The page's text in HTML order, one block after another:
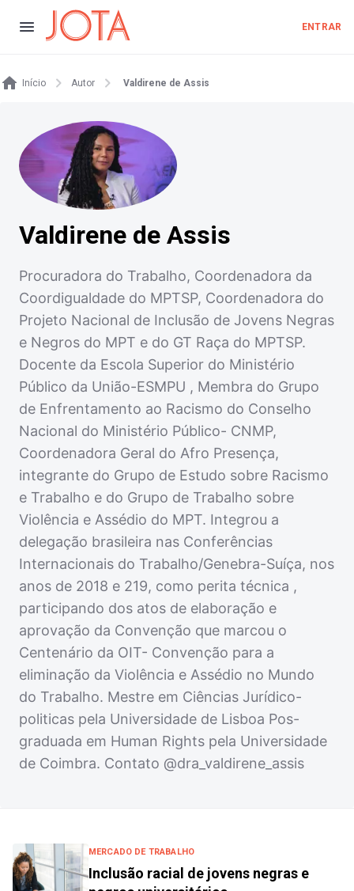
ENTRAR
Início Autor Valdirene de Assis
Valdirene de Assis
Procuradora do Trabalho, Coordenadora da
Coordigualdade do MPTSP, Coordenadora do
Projeto Nacional de Inclusão de Jovens Negras
e Negros do MPT e do GT Raça do MPTSP.
Docente da Escola Superior do Ministério
Público da União-ESMPU , Membra do Grupo
de Enfrentamento ao Racismo do Conselho
Nacional do Ministério Público- CNMP,
Coordenadora Geral do Afro Presença,
integrante do Grupo de Estudo sobre Racismo
e Trabalho e do Grupo de Trabalho sobre
Violência e Assédio do MPT. Integrou a
delegação brasileira nas Conferências
Internacionais do Trabalho/Genebra-Suíça, nos
anos de 2018 e 219, como perita técnica ,
participando dos atos de elaboração e
aprovação da Convenção que marcou o
Centenário da OIT- Convenção para a
eliminação da Violência e Assédio no Mundo
do Trabalho. Mestre em Ciências Jurídico-
politicas pela Universidade de Lisboa Pos-
graduada em Human Rights pela Universidade
de Coimbra. Contato @dra_valdirene_assis
MERCADO DE TRABALHO
Inclusão racial de jovens negras e